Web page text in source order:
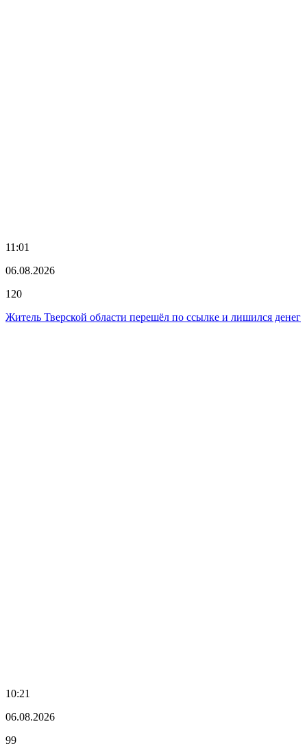
11:01
06.08.2026
120
Житель Тверской области перешёл по ссылке и лишился денег
10:21
06.08.2026
99